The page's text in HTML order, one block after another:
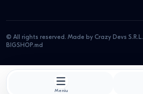
© All rights reserved. Made by Crazy Devs S.R.L.
BIGSHOP.md
Meniu